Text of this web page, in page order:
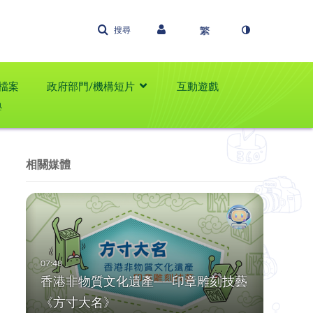
搜尋
案 政府部門/機構短片
互動遊戲
相關媒體
香港非物質文化遺產──印章雕刻技藝
《方寸大名》